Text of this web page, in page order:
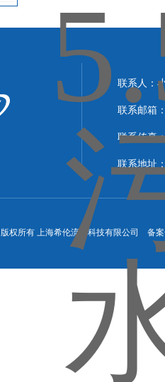
联系人：
联系邮箱
联系传真
联系地址
版权所有 上海希伦流体科技有限公司 备